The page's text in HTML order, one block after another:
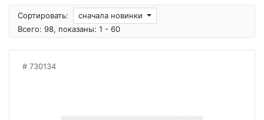
Сортировать:
сначала новинки
Всего: 98, показаны: 1 - 60
730134